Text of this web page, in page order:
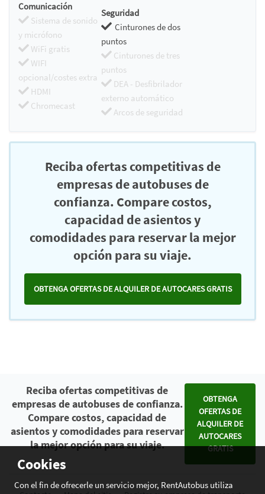
Comunicación
Sistema de sonido
y micrófono
WiFi gratis
WIFI
opcional/costes extra
HDMI
Chromecast
Seguridad
Cinturones de dos
puntos
Cinturones de tres
puntos
DEA - Desfibrilador
externo automático
Arcos de seguridad
Reciba ofertas competitivas de
empresas de autobuses de
confianza. Compare costos,
capacidad de asientos y
comodidades para reservar la mejor
opción para su viaje.
OBTENGA OFERTAS DE ALQUILER DE AUTOCARES GRATIS
Cookies
Con el fin de ofrecerle un servicio mejor, RentAutobus utiliza
Reciba ofertas competitivas de
empresas de autobuses de confianza.
Compare costos, capacidad de
asientos y comodidades para reservar
la mejor opción para su viaje.
OBTENGA
OFERTAS DE
ALQUILER DE
AUTOCARES
GRATIS